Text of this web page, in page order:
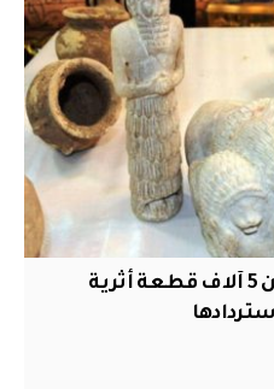
بعد 2003.. تهريب أكثر من 5 آلاف قطعة أثرية